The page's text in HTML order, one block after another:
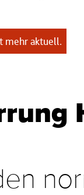
mehr aktuell.